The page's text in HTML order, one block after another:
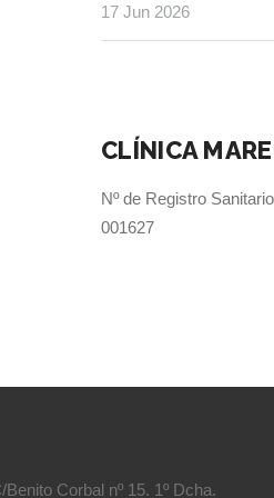
17 Jun 2026
CLÍNICA
Nº de Registro
001627
Benito Corbal nº 15. 1º Dcha.